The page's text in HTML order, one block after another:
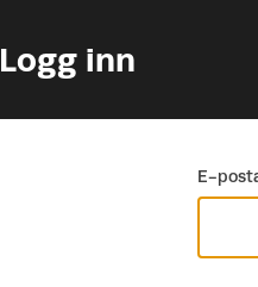
Gå tilbake
Logg inn
E-